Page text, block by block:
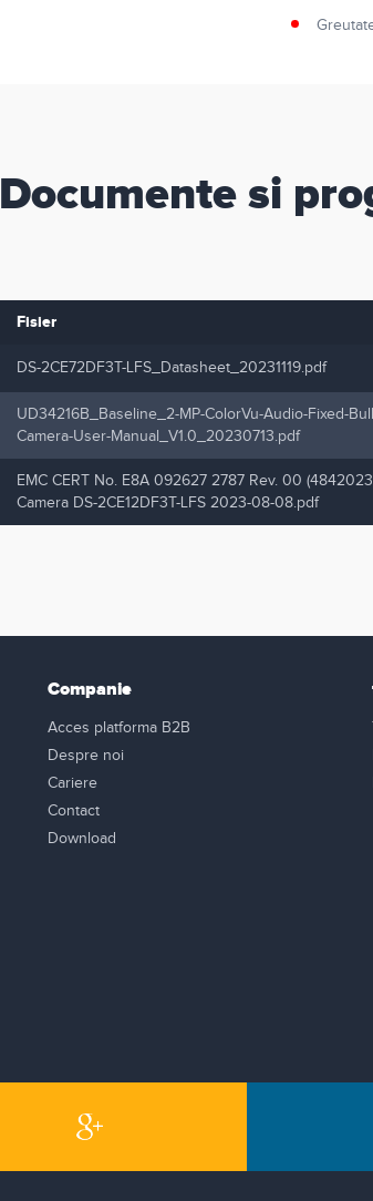
Documente si
Fisier
DS-2CE72DF3T-LFS_Datasheet_20231119.pdf
UD34216B_Baseline_2-MP-ColorVu-Audio-Fixed-
Camera-User-Manual_V1.0_20230713.pdf
EMC CERT No. E8A 092627 2787 Rev. 00
Camera DS-2CE12DF3T-LFS 2023-08-08.pdf
Companie
Acces platforma B2B
Despre noi
Cariere
Contact
Download